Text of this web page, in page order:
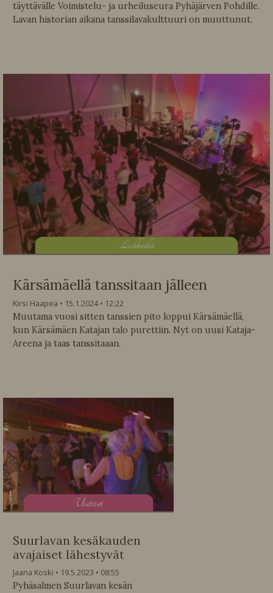
täyttävälle Voimistelu- ja urheiluseura Pyhäjärven Pohdille.
Lavan historian aikana tanssilavakulttuuri on muuttunut.
Liikkeellä
Kärsämäellä tanssitaan jälleen
Kirsi Haapea 15.1.2024
12:22
Muutama vuosi sitten tanssien pito loppui Kärsämäellä,
kun Kärsämäen Katajan talo purettiin. Nyt on uusi Kataja-
Areena ja taas tanssitaaan.
Uutiset
Suurlavan kesäkauden
avajaiset lähestyvät
Jaana Koski 19.5.2023
08:55
Pyhäsalmen Suurlavan kesän